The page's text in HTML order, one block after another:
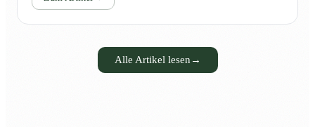
Alle Artikel lesen →